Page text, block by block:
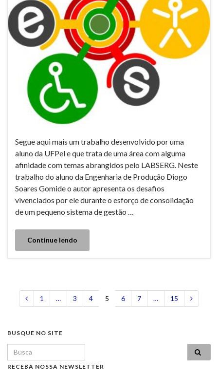
Segue aqui mais um trabalho desenvolvido por uma
aluno da UFPel e que trata de uma área com alguma
afinidade com temas abrangidos pelo LABSERG. Neste
trabalho do aluno da Engenharia de Produção Diogo
Soares Gomide o autor apresenta os desafios
vivenciados por ele durante o esforço de consolidação
de um pequeno sistema de gestão …
Continue lendo
1 … 3 4 5 6 7 … 15
BUSQUE NO SITE
Search for:
RECEBA NOSSA NEWSLETTER